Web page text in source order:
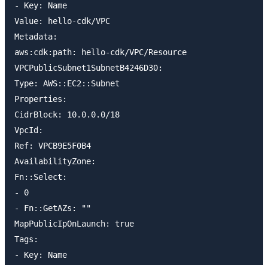
- Key: Name
Value: hello-cdk/VPC
Metadata:
aws:cdk:path: hello-cdk/VPC/Resource
VPCPublicSubnet1SubnetB4246D30:
Type: AWS::EC2::Subnet
Properties:
CidrBlock: 10.0.0.0/18
VpcId:
Ref: VPCB9E5F0B4
AvailabilityZone:
Fn::Select:
- 0
- Fn::GetAZs: ""
MapPublicIpOnLaunch: true
Tags:
- Key: Name